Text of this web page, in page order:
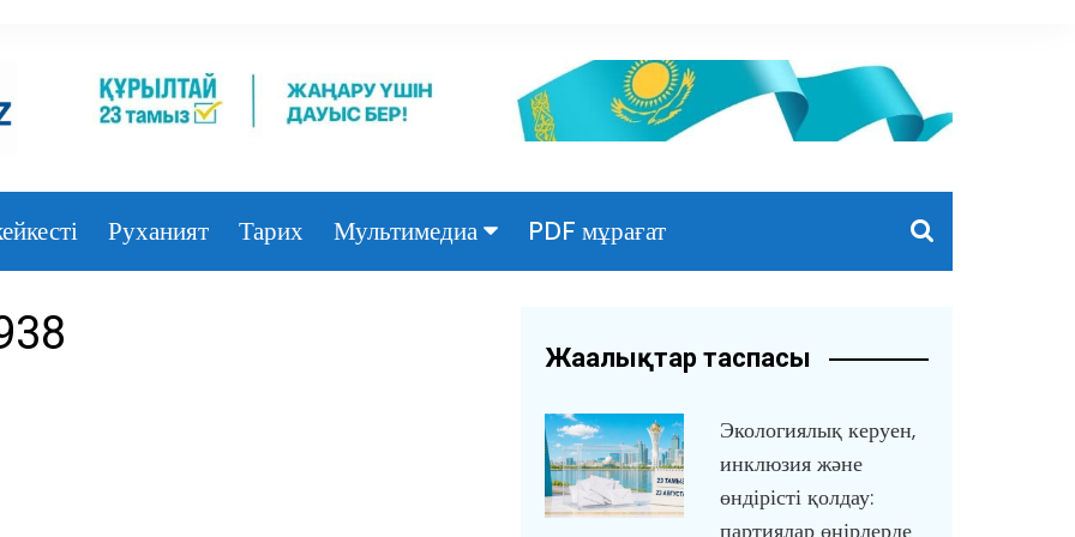
Руханият Тарих Мультимедиа PDF мұрағат
Жаңалықтар таспасы
Экологиялық керуен,
инклюзия және
өндірісті қолдау:
партиялар өңірлерде